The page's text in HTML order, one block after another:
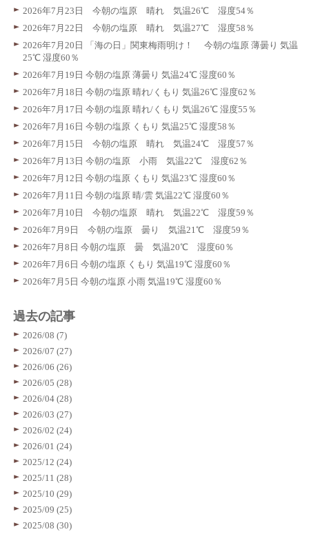
2026年7月23日 今朝の塩原 晴れ 気温26℃ 湿度54％
2026年7月22日 今朝の塩原 晴れ 気温27℃ 湿度58％
2026年7月20日 「海の日」関東梅雨明け！ 今朝の塩原 薄曇り 気温
25℃ 湿度60％
2026年7月19日 今朝の塩原 薄曇り 気温24℃ 湿度60％
2026年7月18日 今朝の塩原 晴れ/くもり 気温26℃ 湿度62％
2026年7月17日 今朝の塩原 晴れ/くもり 気温26℃ 湿度55％
2026年7月16日 今朝の塩原 くもり 気温25℃ 湿度58％
2026年7月15日 今朝の塩原 晴れ 気温24℃ 湿度57％
2026年7月13日 今朝の塩原 小雨 気温22℃ 湿度62％
2026年7月12日 今朝の塩原 くもり 気温23℃ 湿度60％
2026年7月11日 今朝の塩原 晴/雲 気温22℃ 湿度60％
2026年7月10日 今朝の塩原 晴れ 気温22℃ 湿度59％
2026年7月9日 今朝の塩原 曇り 気温21℃ 湿度59％
2026年7月8日 今朝の塩原 曇 気温20℃ 湿度60％
2026年7月6日 今朝の塩原 くもり 気温19℃ 湿度60％
2026年7月5日 今朝の塩原 小雨 気温19℃ 湿度60％
過去の記事
2026/08 (7)
2026/07 (27)
2026/06 (26)
2026/05 (28)
2026/04 (28)
2026/03 (27)
2026/02 (24)
2026/01 (24)
2025/12 (24)
2025/11 (28)
2025/10 (29)
2025/09 (25)
2025/08 (30)